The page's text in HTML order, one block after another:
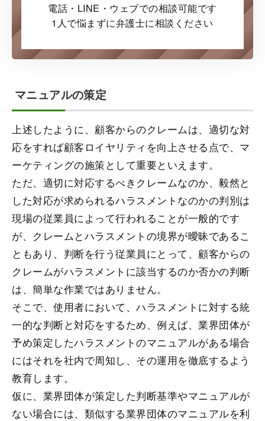
電話・LINE・ウェブでの相談可能です
1人で悩まずに弁護士に相談ください
マニュアルの策定
上述したように、顧客からのクレームは、適切な対
応をすれば顧客ロイヤリティを向上させる点で、マ
ーケティングの施策として重要といえます。
ただ、適切に対応するべきクレームなのか、毅然と
した対応が求められるハラスメントなのかの判別は
現場の従業員によって行われることが一般的です
が、クレームとハラスメントの境界が曖昧であるこ
ともあり、判断を行う従業員にとって、顧客からの
クレームがハラスメントに該当するのか否かの判断
は、簡単な作業ではありません。
そこで、使用者において、ハラスメントに対する統
一的な判断と対応をするため、例えば、業界団体が
予め策定したハラスメントのマニュアルがある場合
にはそれを社内で周知し、その運用を徹底するよう
教育します。
仮に、業界団体が策定した判断基準やマニュアルが
ない場合には、類似する業界団体のマニュアルを利